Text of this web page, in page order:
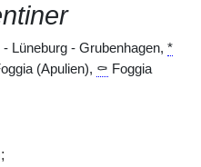
Lüneburg - Grubenhagen, *
(Apulien), ⚰ Foggia